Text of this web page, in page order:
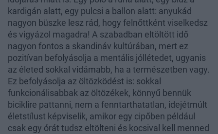
kardigán alatt, egy pulcsi a ballon alatt: anyukád
nagyon büszke lesz rád, hogy felnőttként viselkedsz
és vigyázol magadra! A szabadban eltöltött idő
nagyon fontos a skandináv kultúrában, mert ez
pozitívan befolyásolja a mentális jóllétedet, ugyanis
az életed sokkal vidámabb, ha a természetben vagy.
Ez befolyásolja az öltözködést is: sokkal
funkcionálisabbak az öltözékek, könnyű bennük
biciklire pattanni, nem a fenntarthatatlan, idejétmúlt
életstílust képviselik, amikor egy cipőben például
csak egy órát tudsz eltölteni és kocsival kell menned